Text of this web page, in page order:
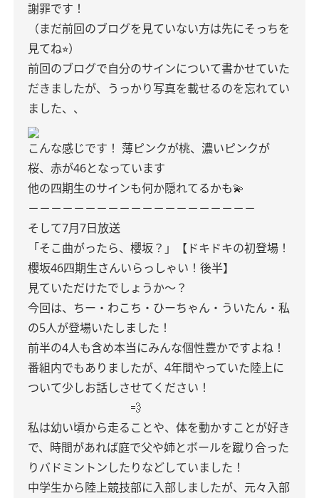
謝罪です！
（まだ前回のブログを見ていない方は先にそっちを
見てね⭐︎）
前回のブログで自分のサインについて書かせていた
だきましたが、うっかり写真を載せるのを忘れてい
ました、、
こんな感じです！ 薄ピンクが桃、濃いピンクが
桜、赤が46となっています
他の四期生のサインも何か隠れてるかも💫
－－－－－－－－－－－－－－－－－－－－
そして7月7日放送
「そこ曲がったら、櫻坂？」【ドキドキの初登場！
櫻坂46四期生さんいらっしゃい！後半】
見ていただけたでしょうか〜？
今回は、ちー・わこち・ひーちゃん・ういたん・私
の5人が登場いたしました！
前半の4人も含め本当にみんな個性豊かですよね！
番組内でもありましたが、4年間やっていた陸上に
ついて少しお話しさせてください！
💨
私は幼い頃から走ることや、体を動かすことが好き
で、時間があれば庭で父や姉とボールを蹴り合った
りバドミントンしたりなどしていました！
中学生から陸上競技部に入部しましたが、元々入部